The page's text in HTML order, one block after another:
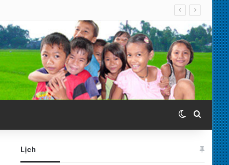
Switch skin
Search
Lịch